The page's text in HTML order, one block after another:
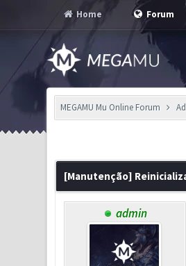
Home Forum
MEGAMU Mu Online Forum
[Manutenção]
admin